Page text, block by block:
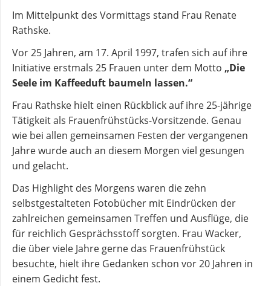
AKTUELLES
Neuigkeiten
Gemeindebrief
Andachten
zum
Monatsspruch
GOTTESDIENSTE
Sommerkirche
Im Mittelpunkt des Vormittags stand Frau Renate
Rathske.
Vor 25 Jahren, am 17. April 1997, trafen sich auf ihre
Initiative erstmals 25 Frauen unter dem Motto „Die
Seele im Kaffeeduft baumeln lassen.“
Frau Rathske hielt einen Rückblick auf ihre 25-jährige
Tätigkeit als Frauenfrühstücks-Vorsitzende. Genau
wie bei allen gemeinsamen Festen der vergangenen
Jahre wurde auch an diesem Morgen viel gesungen
und gelacht.
Das Highlight des Morgens waren die zehn
selbstgestalteten Fotobücher mit Eindrücken der
zahlreichen gemeinsamen Treffen und Ausflüge, die
für reichlich Gesprächsstoff sorgten. Frau Wacker,
die über viele Jahre gerne das Frauenfrühstück
besuchte, hielt ihre Gedanken schon vor 20 Jahren in
einem Gedicht fest.